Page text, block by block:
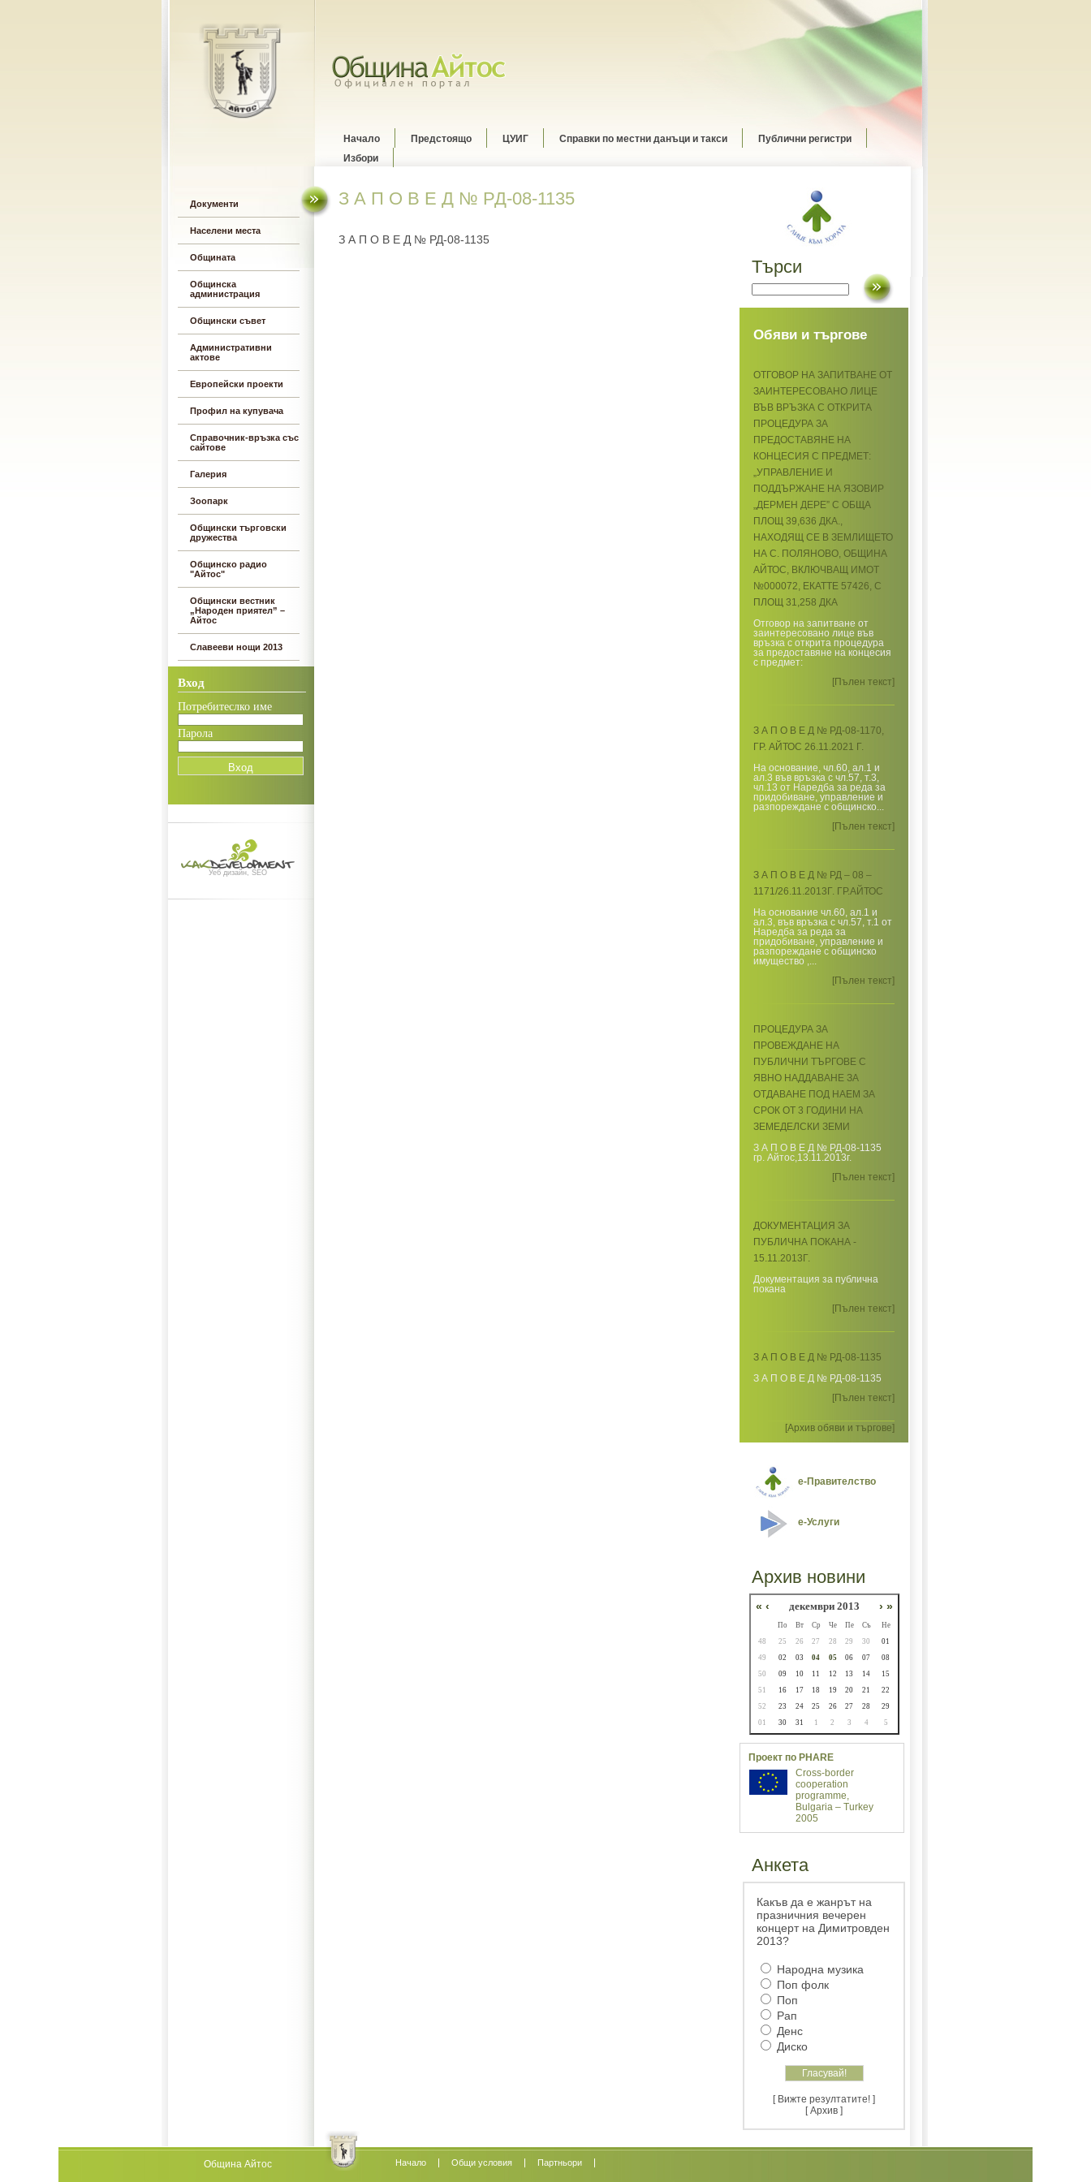
Документи
Населени места
Общината
Общинска
администрация
Общински съвет
Административни
актове
Европейски проекти
Профил на купувача
Справочник-връзка със
сайтове
Галерия
Зоопарк
Общински търговски
дружества
Общинско радио
"Айтос"
Общински вестник
„Народен приятел” –
Айтос
Славееви нощи 2013
Вход
Потребитеслко име
Парола
Уеб дизайн, SEO
Начало Предстоящо ЦУИГ Справки по местни данъци и такси
Публични регистри
Избори
З А П О В Е Д № РД-08-1135
З А П О В Е Д № РД-08-1135
Търси
Обяви и търгове
ОТГОВОР НА ЗАПИТВАНЕ ОТ
ЗАИНТЕРЕСОВАНО ЛИЦЕ
ВЪВ ВРЪЗКА С ОТКРИТА
ПРОЦЕДУРА ЗА
ПРЕДОСТАВЯНЕ НА
КОНЦЕСИЯ С ПРЕДМЕТ:
„УПРАВЛЕНИЕ И
ПОДДЪРЖАНЕ НА ЯЗОВИР
„ДЕРМЕН ДЕРЕ” С ОБЩА
ПЛОЩ 39,636 ДКА.,
НАХОДЯЩ СЕ В ЗЕМЛИЩЕТО
НА С. ПОЛЯНОВО, ОБЩИНА
АЙТОС, ВКЛЮЧВАЩ ИМОТ
№000072, ЕКАТТЕ 57426, С
ПЛОЩ 31,258 ДКА
Отговор на запитване от
заинтересовано лице във
връзка с открита процедура
за предоставяне на концесия
с предмет:
[Пълен текст]
З А П О В Е Д № РД-08-1170,
ГР. АЙТОС 26.11.2021 Г.
На основание, чл.60, ал.1 и
ал.3 във връзка с чл.57, т.3,
чл.13 от Наредба за реда за
придобиване, управление и
разпореждане с общинско...
[Пълен текст]
З А П О В Е Д № РД – 08 –
1171/26.11.2013Г. ГР.АЙТОС
На основание чл.60, ал.1 и
ал.3, във връзка с чл.57, т.1 от
Наредба за реда за
придобиване, управление и
разпореждане с общинско
имущество ,...
[Пълен текст]
ПРОЦЕДУРА ЗА
ПРОВЕЖДАНЕ НА
ПУБЛИЧНИ ТЪРГОВЕ С
ЯВНО НАДДАВАНЕ ЗА
ОТДАВАНЕ ПОД НАЕМ ЗА
СРОК ОТ 3 ГОДИНИ НА
ЗЕМЕДЕЛСКИ ЗЕМИ
З А П О В Е Д № РД-08-1135
гр. Айтос,13.11.2013г.
[Пълен текст]
ДОКУМЕНТАЦИЯ ЗА
ПУБЛИЧНА ПОКАНА -
15.11.2013Г.
Документация за публична
покана
[Пълен текст]
З А П О В Е Д № РД-08-1135
З А П О В Е Д № РД-08-1135
[Пълен текст]
[Архив обяви и търгове]
е-Правителство
е-Услуги
Архив новини
« ‹ декември 2013 › »
По Вт Ср Че Пе Съ
Не
48
25 26 27 28 29 30
01
49
02 03 04 05 06 07
08
50
09 10 11 12 13 14
15
51
16 17 18 19 20 21
22
52
23 24 25 26 27 28
29
01
30 31 1 2 3 4 5
Проект по PHARE
Cross-border
cooperation
programme,
Bulgaria – Turkey
2005
Анкета
Какъв да е жанрът на
празничния вечерен
концерт на Димитровден
2013?
Народна музика
Поп фолк
Поп
Рап
Денс
Диско
[ Вижте резултатите! ]
[ Архив ]
Община Айтос Начало Oбщи условия Партньори